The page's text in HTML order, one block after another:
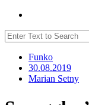
Funko
30.08.2019
Marian Setny